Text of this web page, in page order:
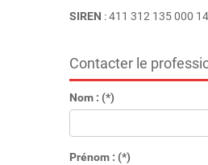
SIREN : 411 312 135 000 14
Contacter le
Nom : (*)
Prénom : (*)